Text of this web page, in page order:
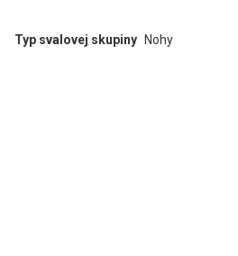
Typ svalovej skupiny Nohy